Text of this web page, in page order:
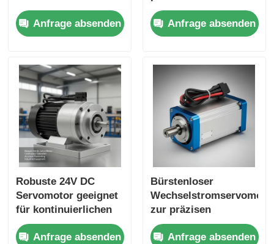
präzise
Positionierung in
automatisierten
Anfrage absenden
Positionierung und
langlebiger Leistung
für CNC-
Anfrage absenden
Robuste 24V DC
Servomotor geeignet
für kontinuierlichen
Betrieb und genaue
Positionierung in
Anfrage absenden
Bürstenloser
zur präzisen
Positionierung und
Anfrage absenden